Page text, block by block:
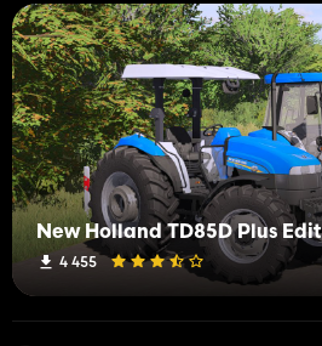
New Holland TD85D Plus Edit
4 455